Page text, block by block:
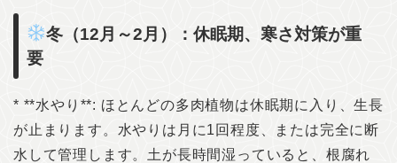
冬（12月～2月）：休眠期、寒さ対策が重
要
* **水やり**: ほとんどの多肉植物は休眠期に入り、生長
が止まります。水やりは月に1回程度、または完全に断
水して管理します。土が長時間湿っていると、根腐れ